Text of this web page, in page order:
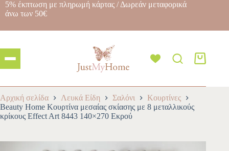
5% έκπτωση με πληρωμή κάρτας / Δωρεάν μεταφορικά
άνω των 50€
Αρχική σελίδα Λευκά Είδη Σαλόνι
Κουρτίνες
Beauty Home Κουρτίνα μεσαίας σκίασης με 8 μεταλλικούς
κρίκους Effect Art 8443 140×270 Εκρού